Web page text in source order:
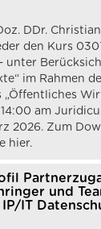
DDr.
den Kurs
unter
im Rahmen
„Öffentliches
am
2026. Zum
hier.
und
IT